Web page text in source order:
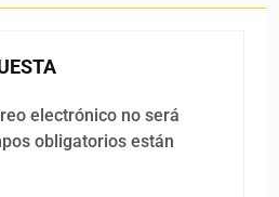
electrónico no será
obligatorios están